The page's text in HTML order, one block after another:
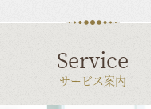
Service
サービス案内